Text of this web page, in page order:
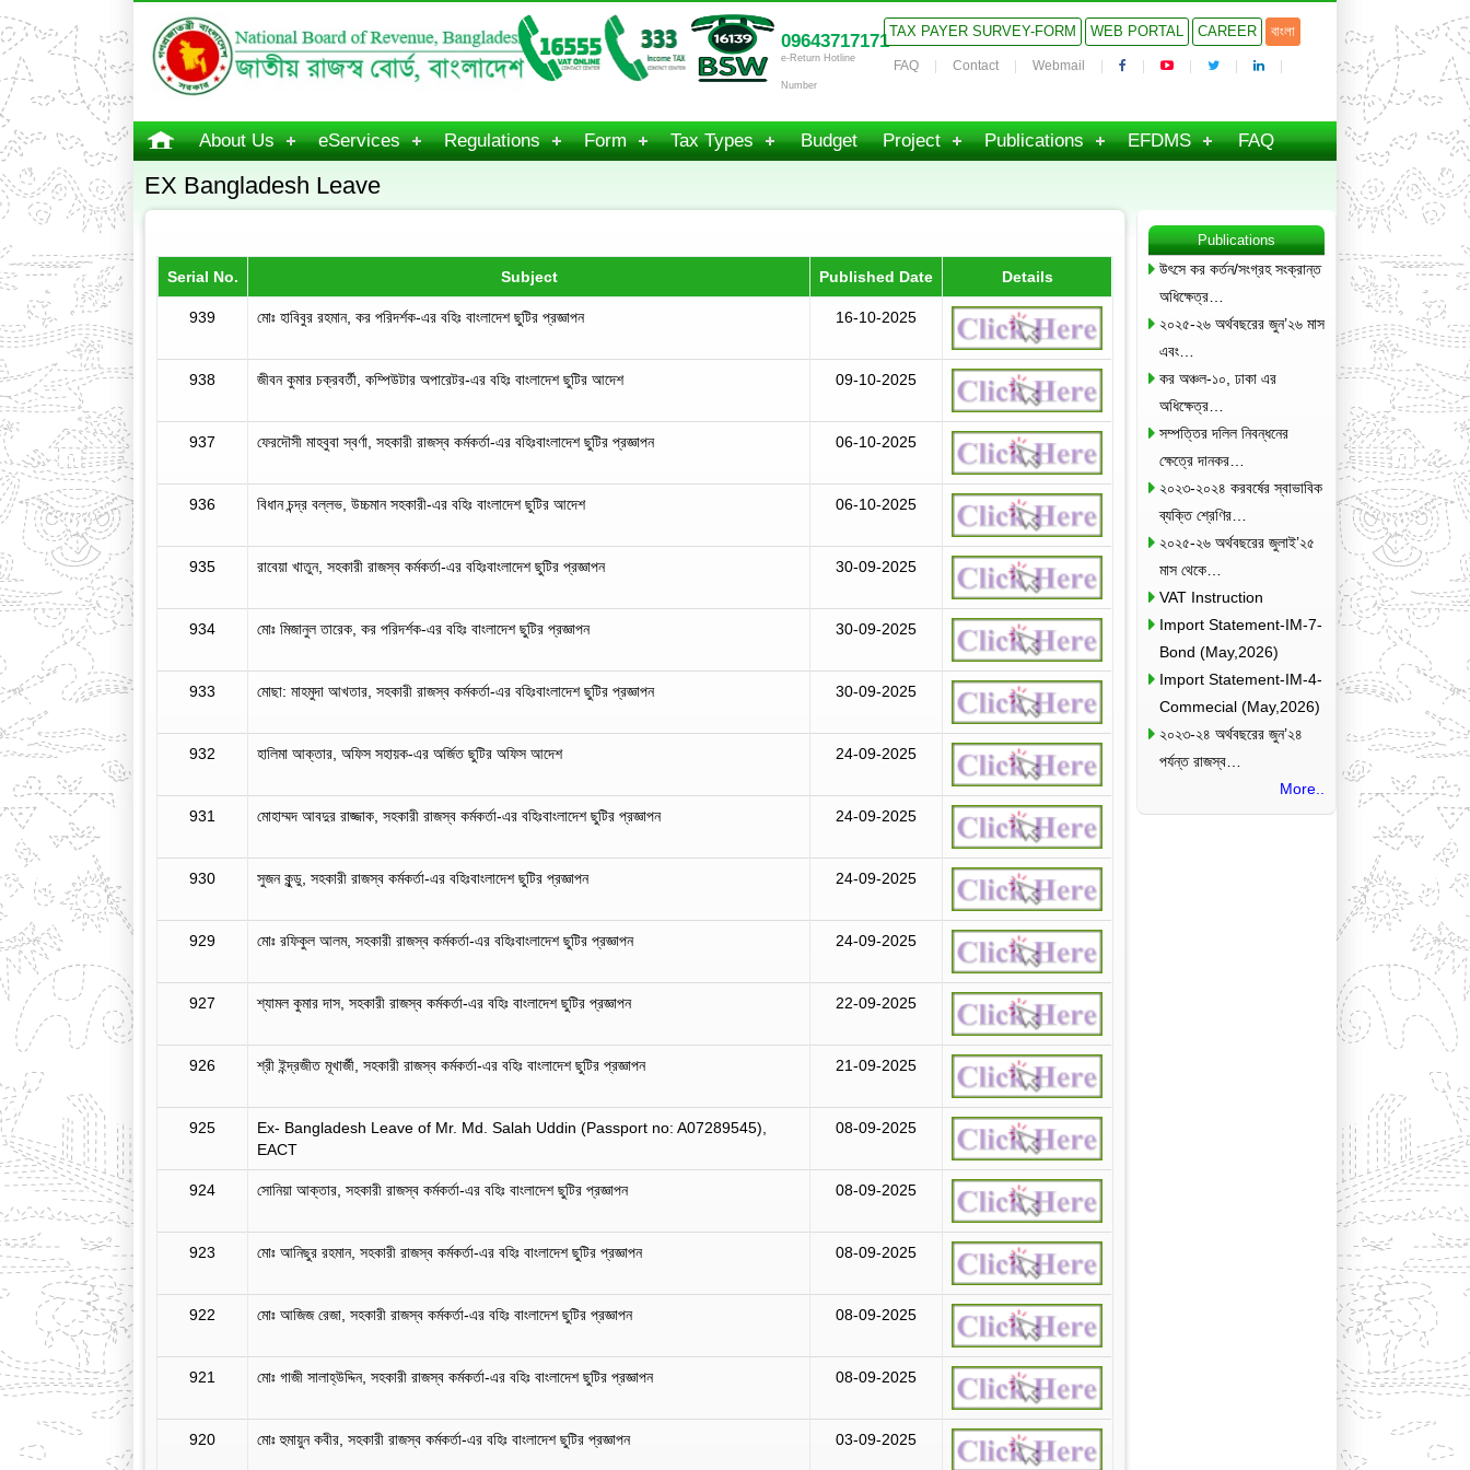
09643717171
e-Return Hotline
Number
TAX PAYER SURVEY-FORM WEB PORTAL CAREER বাংলা
FAQ Contact Webmail
About Us eServices Regulations Form Tax Types Budget Project Publications EFDMS FAQ
EX Bangladesh Leave
Serial No. Subject Published Date Details
939 মোঃ হাবিবুর রহমান, কর পরিদর্শক-এর বহিঃ বাংলাদেশ ছুটির প্রজ্ঞাপন 16-10-2025
938 জীবন কুমার চক্রবর্তী, কম্পিউটার অপারেটর-এর বহিঃ বাংলাদেশ ছুটির আদেশ 09-10-2025
937 ফেরদৌসী মাহবুবা স্বর্ণা, সহকারী রাজস্ব কর্মকর্তা-এর বহিঃবাংলাদেশ ছুটির প্রজ্ঞাপন 06-10-2025
936 বিধান চন্দ্র বল্লভ, উচ্চমান সহকারী-এর বহিঃ বাংলাদেশ ছুটির আদেশ 06-10-2025
935 রাবেয়া খাতুন, সহকারী রাজস্ব কর্মকর্তা-এর বহিঃবাংলাদেশ ছুটির প্রজ্ঞাপন 30-09-2025
934 মোঃ মিজানুল তারেক, কর পরিদর্শক-এর বহিঃ বাংলাদেশ ছুটির প্রজ্ঞাপন 30-09-2025
933 মোছা: মাহমুদা আখতার, সহকারী রাজস্ব কর্মকর্তা-এর বহিঃবাংলাদেশ ছুটির প্রজ্ঞাপন 30-09-2025
932 হালিমা আক্তার, অফিস সহায়ক-এর অর্জিত ছুটির অফিস আদেশ 24-09-2025
931 মোহাম্মদ আবদুর রাজ্জাক, সহকারী রাজস্ব কর্মকর্তা-এর বহিঃবাংলাদেশ ছুটির প্রজ্ঞাপন 24-09-2025
930 সুজন কুন্ডু, সহকারী রাজস্ব কর্মকর্তা-এর বহিঃবাংলাদেশ ছুটির প্রজ্ঞাপন 24-09-2025
929 মোঃ রফিকুল আলম, সহকারী রাজস্ব কর্মকর্তা-এর বহিঃবাংলাদেশ ছুটির প্রজ্ঞাপন 24-09-2025
927 শ্যামল কুমার দাস, সহকারী রাজস্ব কর্মকর্তা-এর বহিঃ বাংলাদেশ ছুটির প্রজ্ঞাপন 22-09-2025
926 শ্রী ইন্দ্রজীত মূখার্জী, সহকারী রাজস্ব কর্মকর্তা-এর বহিঃ বাংলাদেশ ছুটির প্রজ্ঞাপন 21-09-2025
925
Ex- Bangladesh Leave of Mr. Md. Salah Uddin (Passport no: A07289545),
EACT
08-09-2025
924 সোনিয়া আক্তার, সহকারী রাজস্ব কর্মকর্তা-এর বহিঃ বাংলাদেশ ছুটির প্রজ্ঞাপন 08-09-2025
923 মোঃ আনিছুর রহমান, সহকারী রাজস্ব কর্মকর্তা-এর বহিঃ বাংলাদেশ ছুটির প্রজ্ঞাপন 08-09-2025
922 মোঃ আজিজ রেজা, সহকারী রাজস্ব কর্মকর্তা-এর বহিঃ বাংলাদেশ ছুটির প্রজ্ঞাপন 08-09-2025
921 মোঃ গাজী সালাহ্‌উদ্দিন, সহকারী রাজস্ব কর্মকর্তা-এর বহিঃ বাংলাদেশ ছুটির প্রজ্ঞাপন 08-09-2025
920 মোঃ হুমায়ুন কবীর, সহকারী রাজস্ব কর্মকর্তা-এর বহিঃ বাংলাদেশ ছুটির প্রজ্ঞাপন 03-09-2025
Publications
উৎসে কর কর্তন/সংগ্রহ সংক্রান্ত
অধিক্ষেত্র…
২০২৫-২৬ অর্থবছরের জুন’২৬ মাস
এবং…
কর অঞ্চল-১০, ঢাকা এর
অধিক্ষেত্র…
সম্পত্তির দলিল নিবন্ধনের
ক্ষেত্রে দানকর…
২০২৩-২০২৪ করবর্ষের স্বাভাবিক
ব্যক্তি শ্রেণির…
২০২৫-২৬ অর্থবছরের জুলাই’২৫
মাস থেকে…
VAT Instruction
Import Statement-IM-7-
Bond (May,2026)
Import Statement-IM-4-
Commecial (May,2026)
২০২৩-২৪ অর্থবছরের জুন’২৪
পর্যন্ত রাজস্ব…
More..